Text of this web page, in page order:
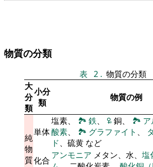
物質の分類
表 2 . 物質の分類
大
分
類
小分
類
物質の例
純
物
質
単体
塩素、 🏞 鉄、 🜠銅、 🏞
酸素、 🏞 グラファイト 、
ド、硫黄 など
化合 アンモニア メタン、水、 塩